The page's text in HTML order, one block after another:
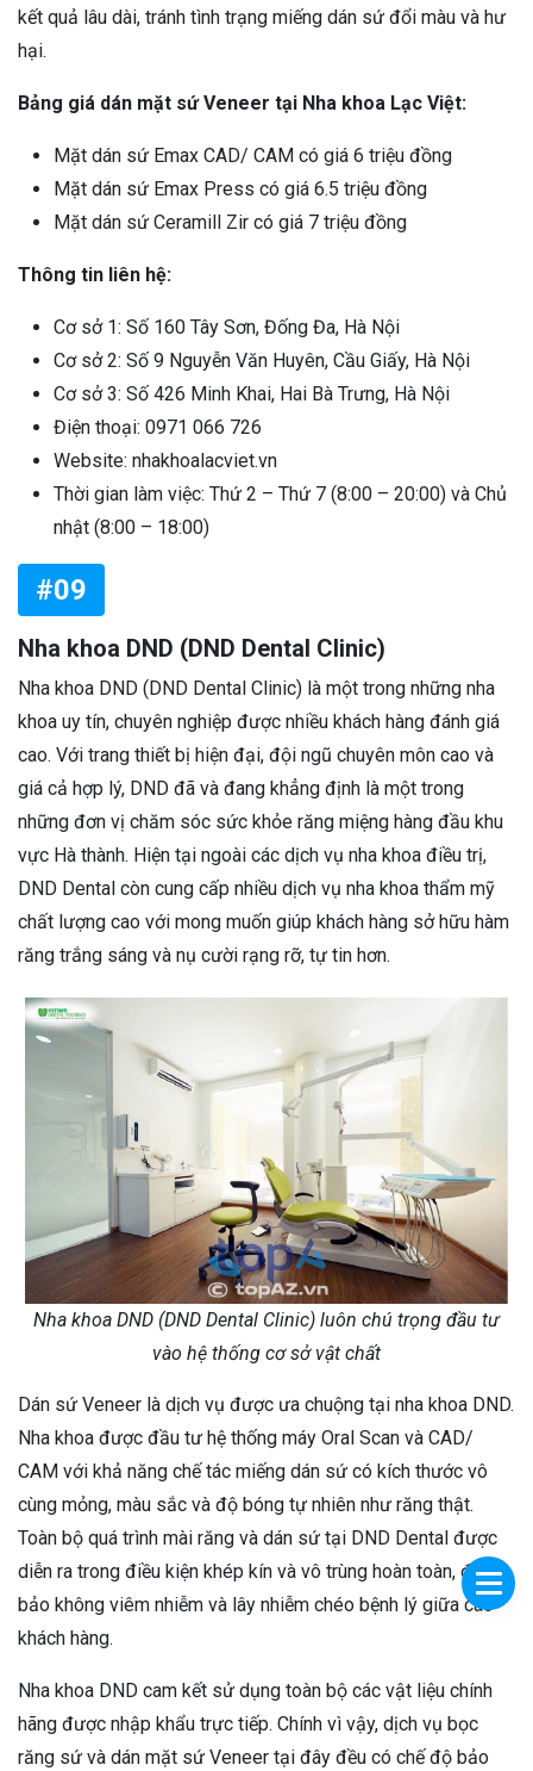
kết quả lâu dài, tránh tình trạng miếng dán sứ đổi màu và hư
hại.
Bảng giá dán mặt sứ Veneer tại Nha khoa Lạc Việt:
Mặt dán sứ Emax CAD/ CAM có giá 6 triệu đồng
Mặt dán sứ Emax Press có giá 6.5 triệu đồng
Mặt dán sứ Ceramill Zir có giá 7 triệu đồng
Thông tin liên hệ:
Cơ sở 1: Số 160 Tây Sơn, Đống Đa, Hà Nội
Cơ sở 2: Số 9 Nguyễn Văn Huyên, Cầu Giấy, Hà Nội
Cơ sở 3: Số 426 Minh Khai, Hai Bà Trưng, Hà Nội
Điện thoại: 0971 066 726
Website: nhakhoalacviet.vn
Thời gian làm việc: Thứ 2 – Thứ 7 (8:00 – 20:00) và Chủ
nhật (8:00 – 18:00)
#09
Nha khoa DND (DND Dental Clinic)
Nha khoa DND (DND Dental Clinic) là một trong những nha
khoa uy tín, chuyên nghiệp được nhiều khách hàng đánh giá
cao. Với trang thiết bị hiện đại, đội ngũ chuyên môn cao và
giá cả hợp lý, DND đã và đang khẳng định là một trong
những đơn vị chăm sóc sức khỏe răng miệng hàng đầu khu
vực Hà thành. Hiện tại ngoài các dịch vụ nha khoa điều trị,
DND Dental còn cung cấp nhiều dịch vụ nha khoa thẩm mỹ
chất lượng cao với mong muốn giúp khách hàng sở hữu hàm
răng trắng sáng và nụ cười rạng rỡ, tự tin hơn.
Nha khoa DND (DND Dental Clinic) luôn chú trọng đầu tư
vào hệ thống cơ sở vật chất
Dán sứ Veneer là dịch vụ được ưa chuộng tại nha khoa DND.
Nha khoa được đầu tư hệ thống máy Oral Scan và CAD/
CAM với khả năng chế tác miếng dán sứ có kích thước vô
cùng mỏng, màu sắc và độ bóng tự nhiên như răng thật.
Toàn bộ quá trình mài răng và dán sứ tại DND Dental được
diễn ra trong điều kiện khép kín và vô trùng hoàn toàn, đảm
bảo không viêm nhiễm và lây nhiễm chéo bệnh lý giữa các
khách hàng.
Nha khoa DND cam kết sử dụng toàn bộ các vật liệu chính
hãng được nhập khẩu trực tiếp. Chính vì vậy, dịch vụ bọc
răng sứ và dán mặt sứ Veneer tại đây đều có chế độ bảo